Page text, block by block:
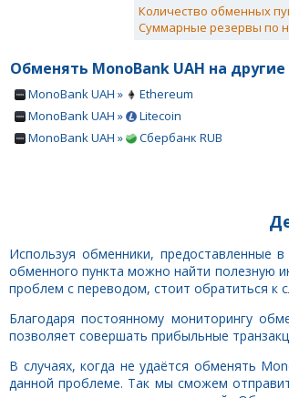
Количество обменных
Суммарные резервы по
Обменять MonoBank UAH на
MonoBank UAH »
Ethereum
MonoBank UAH »
Litecoin
MonoBank UAH »
Сбербанк RUB
Используя обменники, предоставленные
обменного пункта можно найти полезную
проблем с переводом, стоит обратиться к
Благодаря постоянному мониторингу
позволяет совершать прибыльные
В случаях, когда не удаётся обменять
данной проблеме. Так мы сможем